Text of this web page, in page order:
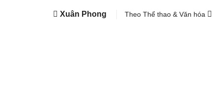
Xuân Phong Theo Thể thao & Văn hóa